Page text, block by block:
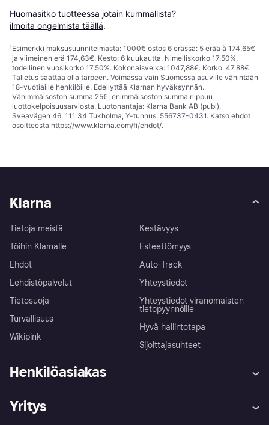
Huomasitko tuotteessa jotain kummallista?
ilmoita ongelmista täällä.
¹Esimerkki maksusuunnitelmasta: 1000€ ostos 6 erässä: 5 erää à 174,65€
ja viimeinen erä 174,63€. Kesto: 6 kuukautta. Nimelliskorko 17,50%,
todellinen vuosikorko 17,50%. Kokonaisvelka: 1047,88€. Korko: 47,88€.
Talletus saattaa olla tarpeen. Voimassa vain Suomessa asuville vähintään
18-vuotiaille henkilöille. Edellyttää Klarnan hyväksynnän.
Vähimmäisoston summa 25€; enimmäisoston summa riippuu
luottokelpoisuusarviosta. Luotonantaja: Klarna Bank AB (publ),
Sveavägen 46, 111 34 Tukholma, Y-tunnus: 556737-0431. Katso ehdot
osoitteesta https://www.klarna.com/fi/ehdot/.
Klarna
Tietoja meistä
Töihin Klarnalle
Ehdot
Lehdistöpalvelut
Tietosuoja
Turvallisuus
Wikipink
Kestävyys
Esteettömyys
Auto-Track
Yhteystiedot
Yhteystiedot viranomaisten
tietopyynnöille
Hyvä hallintotapa
Sijoittajasuhteet
Henkilöasiakas
Ohje
Kirjaudu sisään
Yritys